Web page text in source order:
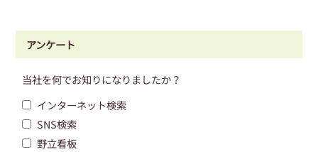
アンケート
当社を何でお知りになりましたか？
インターネット検索
SNS検索
野立看板